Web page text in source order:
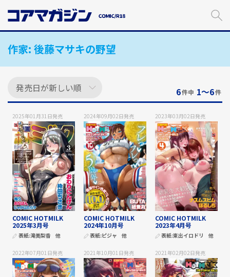
ン
作家: 後藤マサキの野望
6件中 1〜6件
2025年01月31日発売
COMIC HOTMILK
2025年3月号
表紙:滝美梨香 他
2024年09月02日発売
COMIC HOTMILK
2024年10月号
表紙:ピジャ 他
2023年03月02日発売
COMIC HOTMILK
2023年4月号
表紙:東出イロドリ 他
2022年07月01日発売 2021年10月01日発売 2021年02月02日発売